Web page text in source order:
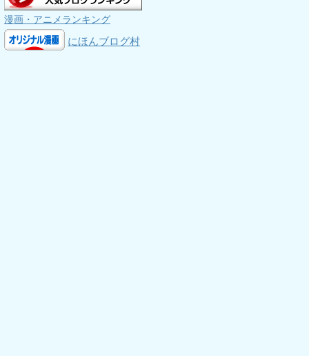
漫画・アニメランキング
にほんブログ村